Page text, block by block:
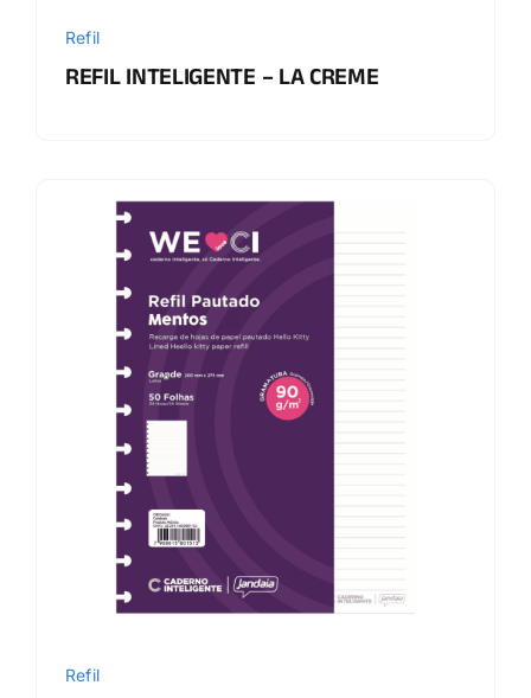
Refil
REFIL INTELIGENTE – LA CREME
Refil